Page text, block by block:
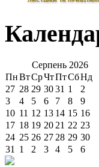
Серпень 2026
ПнВтСрЧтПтСбНд
27 28 29 3031 1
2
3
4 5 6 7 8
9
10 11 12 13 14 15 16
17 18 19 20 21 22 23
24 25 26 27 28 29 30
31
1 2 3 4 5 6